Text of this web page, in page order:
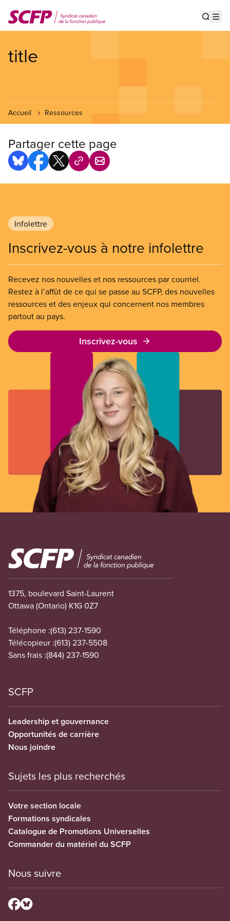
au
contenu
title
Accueil Ressources
Partager cette page
Infolettre
Inscrivez-vous à notre infolettre
Recevez nos nouvelles et nos ressources par courriel.
Restez à l’affût de ce qui se passe au SCFP, des nouvelles
ressources et des enjeux qui concernent nos membres
partout au pays.
Inscrivez-vous
Image
1375, boulevard Saint-Laurent
Ottawa (Ontario) K1G 0Z7
Téléphone :(613) 237-1590
Télécopieur :(613) 237-5508
Sans frais :(844) 237-1590
SCFP
Leadership et gouvernance
Opportunités de carrière
Nous joindre
Sujets les plus recherchés
Votre section locale
Formations syndicales
Catalogue de Promotions Universelles
Commander du matériel du SCFP
Nous suivre